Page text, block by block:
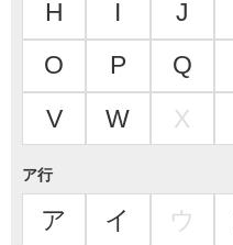
H
I J
O
P Q
V
W X
ア行
ア イ ウ